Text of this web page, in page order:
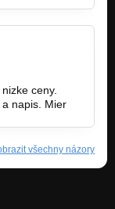
ceny.
napis. Mier
všechny názory